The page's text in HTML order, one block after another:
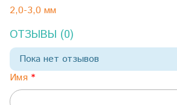
2,0-3,0 мм
ОТЗЫВЫ (0)
Пока нет отзывов
Имя